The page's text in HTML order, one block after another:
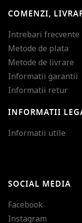
COMENZI,
Intrebari frecvente
Metode de plata
Metode de livrare
Informatii garantii
Informatii retur
INFORMATII
Informatii utile
SOCIAL MEDIA
Facebook
Instagram